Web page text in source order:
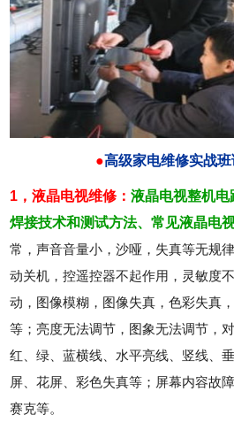
●高级家电维修实战
1，液晶电视维修：液晶电视整机电
焊接技术和测试方法、常见液晶电
常，声音音量小，沙哑，失真等无规
动关机，控遥控器不起作用，灵敏度
动，图像模糊，图像失真，色彩失真
等；亮度无法调节，图象无法调节，
红、绿、蓝横线、水平亮线、竖线、
屏、花屏、彩色失真等；屏幕内容故
赛克等。